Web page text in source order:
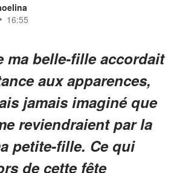
16:55
ma belle-fille accordait
aux apparences,
jamais imaginé que
reviendraient par la
petite-fille. Ce qui
de cette fête